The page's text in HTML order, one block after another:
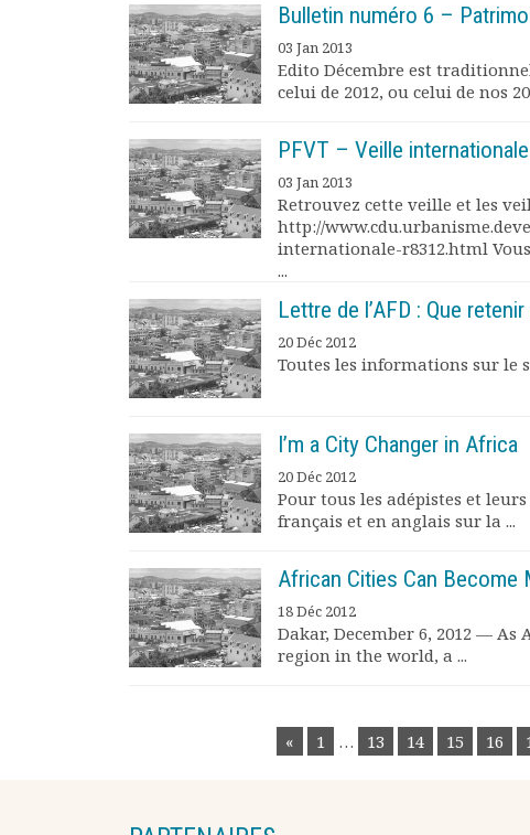
Bulletin numéro 6 –
03 Jan 2013
Edito Décembre est
celui de 2012, ou celui de nos 20
PFVT – Veille
03 Jan 2013
Retrouvez cette veille et les
http://
internationale-r8312.html
...
Lettre de l’AFD : Que
20 Déc 2012
Toutes les informations sur le
I’m a City Changer in Africa
20 Déc 2012
Pour tous les adépistes et
français et en anglais sur la ...
African Cities Can Become
18 Déc 2012
Dakar, December 6, 2012 —
region in the world, a ...
NAVIGATION
« 1 … 13 14 15 16